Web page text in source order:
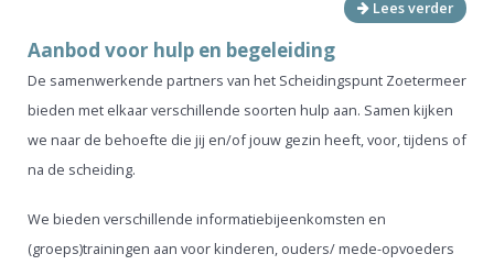
Lees verder
Aanbod voor hulp en begeleiding
De samenwerkende partners van het Scheidingspunt Zoetermeer
bieden met elkaar verschillende soorten hulp aan. Samen kijken
we naar de behoefte die jij en/of jouw gezin heeft, voor, tijdens of
na de scheiding.
We bieden verschillende informatiebijeenkomsten en
(groeps)trainingen aan voor kinderen, ouders/ mede-opvoeders